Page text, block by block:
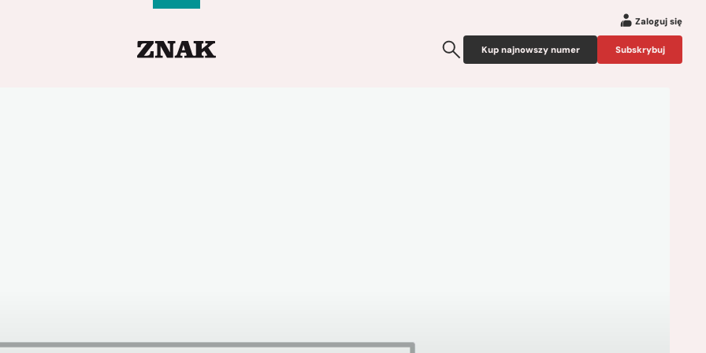
Zaloguj się
Kup najnowszy numer Subskrybuj